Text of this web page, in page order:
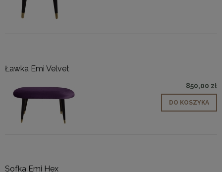
Ławka Emi Velvet
850,00 zł
DO KOSZYKA
Sofka Emi Hex